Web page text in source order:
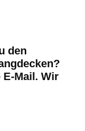
den
E-Mail. Wir